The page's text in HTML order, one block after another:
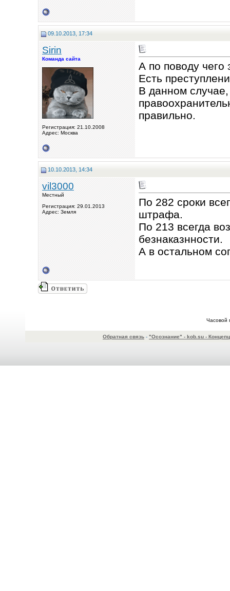
09.10.2013, 17:34
Sirin
Команда сайта
Регистрация: 21.10.2008
Адрес: Москва
А по поводу чего
Есть
В данном случае,
правильно.
10.10.2013, 14:34
vil3000
Местный
Регистрация: 29.01.2013
Адрес: Земля
По 282 сроки
штрафа.
По 213 всегда
безнаказнности.
А в остальном
Часовой
Обратная связь - "Осознание" - kob.su -